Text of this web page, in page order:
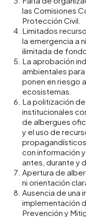
las Comisiones
Protección Civil.
Limitados
la emergencia a
ilimitada de
La aprobación
ambientales
ponen en riesgo
ecosistemas.
La politización
institucionales
de albergues
y el uso de
con información
antes, durante y
Apertura de
ni orientación
Ausencia de una
implementación
Prevención y